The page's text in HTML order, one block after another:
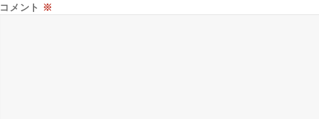
コメント ※